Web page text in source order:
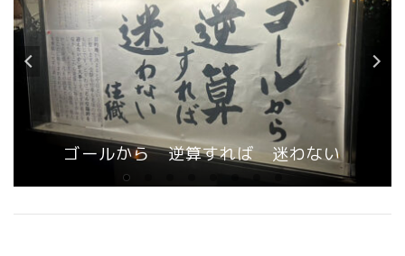
ゴールから 逆算すれば 迷わない